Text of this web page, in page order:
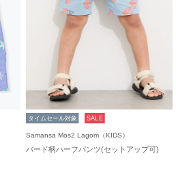
タイムセール対象 SALE
Samansa Mos2 Lagom（KIDS）
バード柄ハーフパンツ(セットアップ可)